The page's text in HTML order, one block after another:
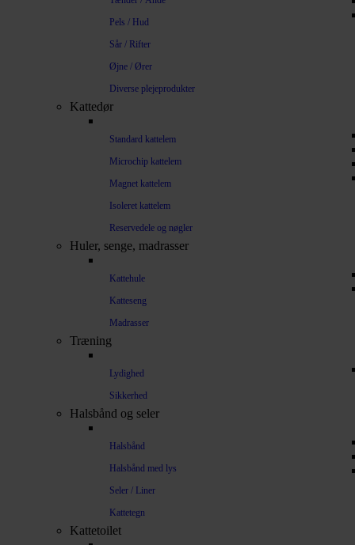
Pels / Hud
Sår / Rifter
Øjne / Ører
Diverse plejeprodukter
Kattedør
Standard kattelem
Microchip kattelem
Magnet kattelem
Isoleret kattelem
Reservedele og nøgler
Huler, senge, madrasser
Kattehule
Katteseng
Madrasser
Træning
Lydighed
Sikkerhed
Halsbånd og seler
Halsbånd
Halsbånd med lys
Seler / Liner
Kattetegn
Kattetoilet